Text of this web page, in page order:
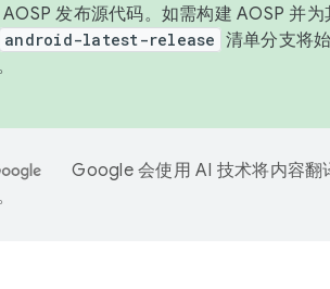
发布源代码。如需构建 AOSP 并
android-latest-release 清单分支将
Google 会使用 AI 技术将内容翻